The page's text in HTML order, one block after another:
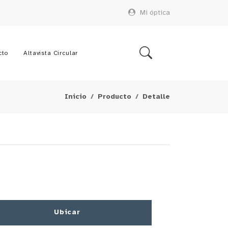
Mi óptica
Altavista Circular
Inicio Producto Detalle
Ubicar